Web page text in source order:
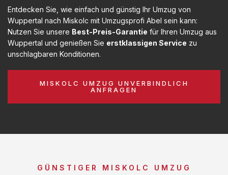
Entdecken Sie, wie einfach und günstig Ihr Umzug von
Wuppertal nach Miskolc mit Umzugsprofi Abel sein kann:
Nutzen Sie unsere Best-Preis-Garantie für Ihren Umzug aus
Wuppertal und genießen Sie erstklassigen Service zu
unschlagbaren Konditionen.
MISKOLC UMZUG UNVERBINDLICH
ANFRAGEN
GÜNSTIGER MISKOLC UMZUG